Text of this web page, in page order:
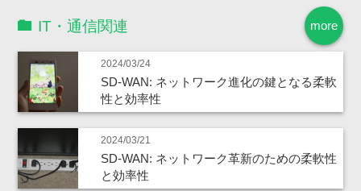
more
IT・通信関連
2024/03/24
SD-WAN: ネットワーク進化の鍵となる柔軟
性と効率性
2024/03/21
SD-WAN: ネットワーク革新のための柔軟性
と効率性